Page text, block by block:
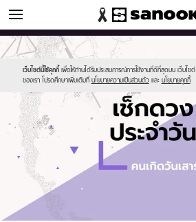
ดูดวง
เว็บไซต์นี้ใช้คุกกี้ เพื่อให้ท่านได้รับประสบการณ์การใช้งานที่ดีที่สุดบน เว็บไซต์
ของเรา โปรดศึกษาเพิ่มเติมที่ นโยบายความเป็นส่วนตัว และ นโยบายคุกกี้
Sanook
//s.isanook.com/sr/0/images/logo-
new-
sanook.png
600
60
//s.isanook.com/ho/0/ud/fxd/day/daily-
horoscope-
saturday.jpg